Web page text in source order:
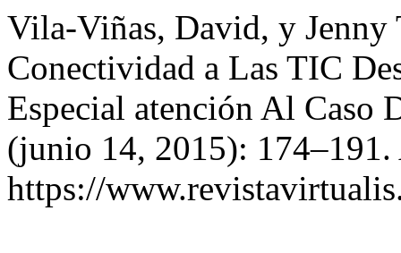
Vila-Viñas, David, y Jenny
Conectividad a Las TIC
Especial atención Al Caso
(junio 14, 2015):
https://